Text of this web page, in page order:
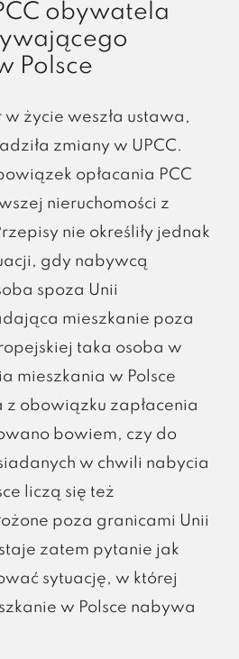
obywatela
Polsce
życie weszła ustawa,
zmiany w UPCC.
opłacania PCC
nieruchomości z
nie określiły jednak
gdy nabywcą
spoza Unii
mieszkanie poza
taka osoba w
mieszkania w Polsce
z obowiązku zapłacenia
bowiem, czy do
w chwili nabycia
liczą się też
poza granicami Unii
zatem pytanie jak
sytuację, w której
w Polsce nabywa